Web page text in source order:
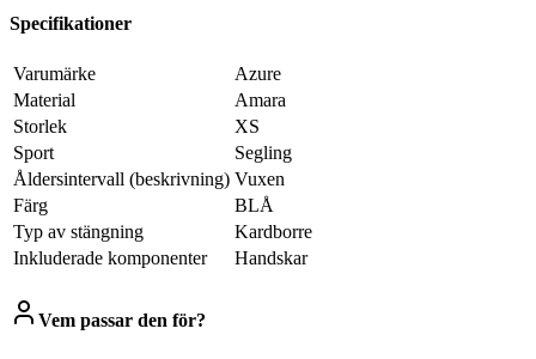
Specifikationer
Varumärke
Azure
Material
Amara
Storlek
XS
Sport
Segling
Åldersintervall (beskrivning) Vuxen
Färg
BLÅ
Typ av stängning
Kardborre
Inkluderade komponenter
Handskar
Vem passar den för?